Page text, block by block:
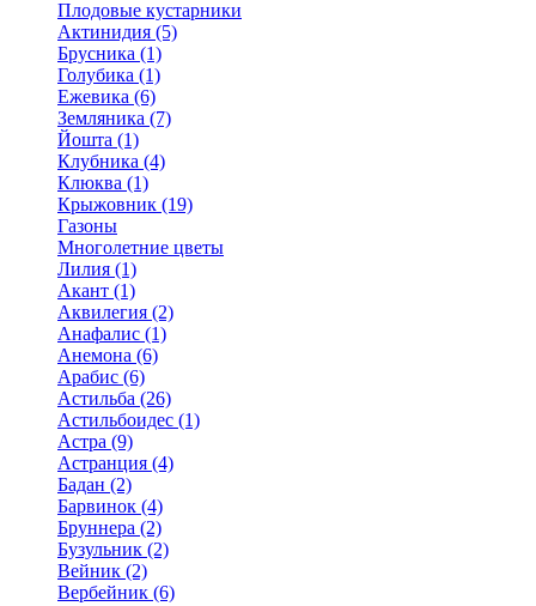
Плодовые кустарники
Актинидия (5)
Брусника (1)
Голубика (1)
Ежевика (6)
Земляника (7)
Йошта (1)
Клубника (4)
Клюква (1)
Крыжовник (19)
Газоны
Многолетние цветы
Лилия (1)
Акант (1)
Аквилегия (2)
Анафалис (1)
Анемона (6)
Арабис (6)
Астильба (26)
Астильбоидес (1)
Астра (9)
Астранция (4)
Бадан (2)
Барвинок (4)
Бруннера (2)
Бузульник (2)
Вейник (2)
Вербейник (6)